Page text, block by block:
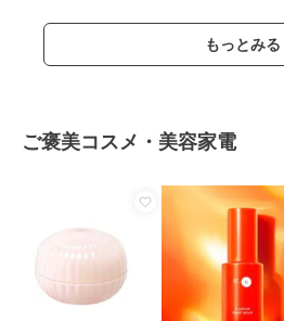
もっとみる
ご褒美コスメ・美容家電